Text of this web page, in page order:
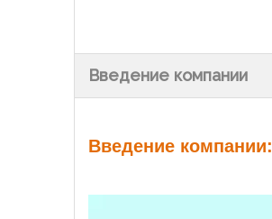
Введение компании
Введение компании: